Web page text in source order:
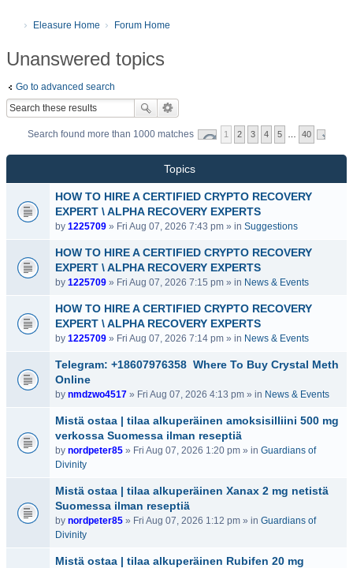
Eleasure Home Forum Home
Unanswered topics
Go to advanced search
Search found more than 1000 matches 1 2 3 4 5 40
Topics
HOW TO HIRE A CERTIFIED CRYPTO RECOVERY
EXPERT \ ALPHA RECOVERY EXPERTS
by 1225709 » Fri Aug 07, 2026 7:43 pm » in Suggestions
HOW TO HIRE A CERTIFIED CRYPTO RECOVERY
EXPERT \ ALPHA RECOVERY EXPERTS
by 1225709 » Fri Aug 07, 2026 7:15 pm » in News & Events
HOW TO HIRE A CERTIFIED CRYPTO RECOVERY
EXPERT \ ALPHA RECOVERY EXPERTS
by 1225709 » Fri Aug 07, 2026 7:14 pm » in News & Events
Telegram: +18607976358 Where To Buy Crystal Meth
Online
by nmdzwo4517 » Fri Aug 07, 2026 4:13 pm » in News & Events
Mistä ostaa | tilaa alkuperäinen amoksisilliini 500 mg
verkossa Suomessa ilman reseptiä
by nordpeter85 » Fri Aug 07, 2026 1:20 pm » in Guardians of
Divinity
Mistä ostaa | tilaa alkuperäinen Xanax 2 mg netistä
Suomessa ilman reseptiä
by nordpeter85 » Fri Aug 07, 2026 1:12 pm » in Guardians of
Divinity
Mistä ostaa | tilaa alkuperäinen Rubifen 20 mg